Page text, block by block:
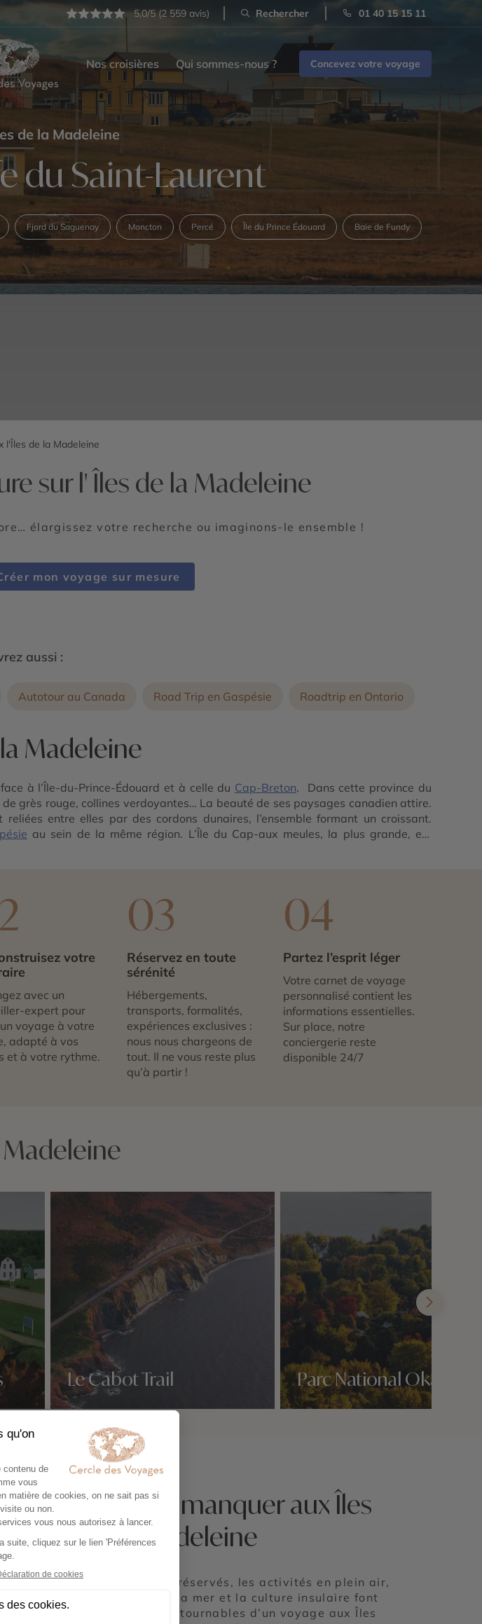
5,0/5 (2 559 avis) Rechercher 01 40 15 15 11
Nos croisières Qui sommes-nous ? Concevez votre voyage
de la Madeleine
du Saint-Laurent
Fjord du Saguenay Moncton Percé Île du Prince Édouard Baie de Fundy
l'Îles de la Madeleine
sur l' Îles de la Madeleine
élargissez votre recherche ou imaginons-le ensemble !
mon voyage sur mesure
aussi :
Autotour au Canada Road Trip en Gaspésie Roadtrip en Ontario
Madeleine
à l’Île-du-Prince-Édouard et à celle du Cap-Breton. Dans cette province du
grès rouge, collines verdoyantes… La beauté de ses paysages canadien attire.
entre elles par des cordons dunaires, l’ensemble formant un croissant.
au sein de la même région. L’Île du Cap-aux meules, la plus grande, est
Loups, l’Île de Grande-Entrée, Grosse-Île, et aux Îles de
votre
avec un
expert pour
voyage à votre
adapté à vos
et à votre rythme.
03
Réservez en toute
sérénité
Hébergements,
transports, formalités,
expériences exclusives :
nous nous chargeons de
tout. Il ne vous reste plus
qu’à partir !
04
Partez l’esprit léger
Votre carnet de voyage
personnalisé contient les
informations essentielles.
Sur place, notre
conciergerie reste
disponible 24/7
Le Cabot Trail Parc National Oka
À ne pas manquer aux Îles
de la Madeleine
Les paysages préservés, les activités en plein air,
les produits de la mer et la culture insulaire font
partie des incontournables d’un voyage aux Îles